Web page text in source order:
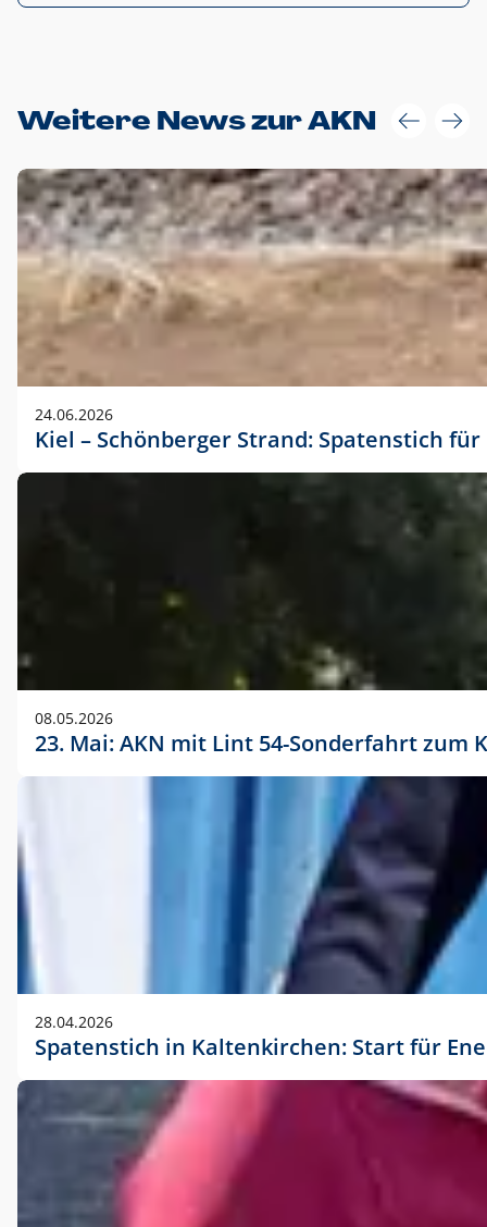
Weitere News zur AKN
24.06.2026
Kiel – Schönberger Strand: Spatenstich
08.05.2026
23. Mai: AKN mit Lint 54-Sonderfahrt
28.04.2026
Spatenstich in Kaltenkirchen: Start für